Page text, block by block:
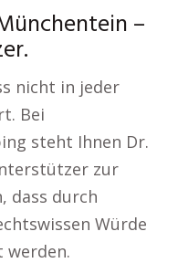
–
nicht in jeder
Bei
steht Ihnen Dr.
zur
dass durch
Würde
werden.